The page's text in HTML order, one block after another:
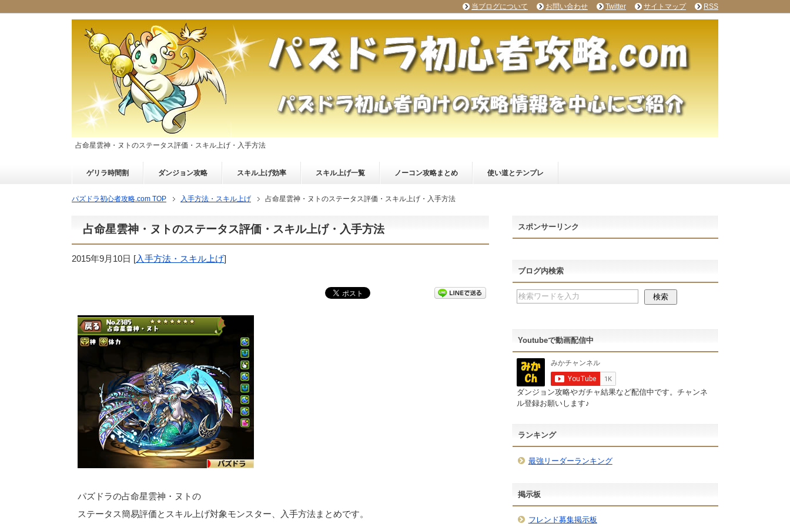
占命星雲神・ヌトのステータス評価・スキル上げ・入手方法
ゲリラ時間割 ダンジョン攻略 スキル上げ効率 スキル上げ一覧 ノーコン攻略まとめ 使い道とテンプレ
パズドラ初心者攻略.com TOP 入手方法・スキル上げ 占命星雲神・ヌトのステータス評価・スキル上げ・入手方法
占命星雲神・ヌトのステータス評価・スキル上げ・入手方法
2015年9月10日 [入手方法・スキル上げ]
パズドラの占命星雲神・ヌトの
ステータス簡易評価とスキル上げ対象モンスター、入手方法まとめです。
スポンサーリンク
ブログ内検索
Youtubeで動画配信中
ダンジョン攻略やガチャ結果など配信中です。チャンネ
ル登録お願いします♪
ランキング
最強リーダーランキング
掲示板
フレンド募集掲示板
当ブログについて お問い合わせ Twitter サイトマップ RSS